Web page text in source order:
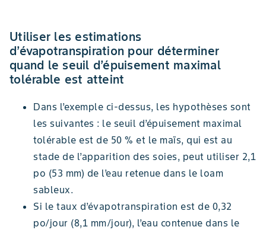
Utiliser les estimations
d’évapotranspiration pour déterminer
quand le seuil d’épuisement maximal
tolérable est atteint
Dans l’exemple ci-dessus, les hypothèses sont
les suivantes : le seuil d’épuisement maximal
tolérable est de 50 % et le maïs, qui est au
stade de l’apparition des soies, peut utiliser 2,1
po (53 mm) de l’eau retenue dans le loam
sableux.
Si le taux d’évapotranspiration est de 0,32
po/jour (8,1 mm/jour), l’eau contenue dans le